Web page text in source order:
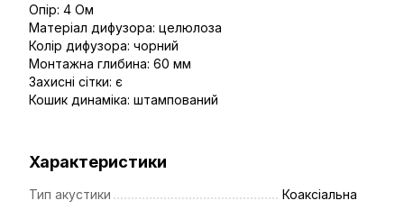
Опір: 4 Ом
Матеріал дифузора: целюлоза
Колір дифузора: чорний
Монтажна глибина: 60 мм
Захисні сітки: є
Кошик динаміка: штампований
Характеристики
Тип акустики Коаксіальна